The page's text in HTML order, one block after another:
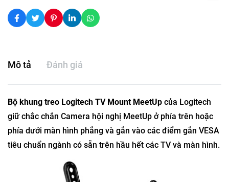
Mô tả Đánh giá
Bộ khung treo Logitech TV Mount MeetUp của Logitech
giữ chắc chắn Camera hội nghị MeetUp ở phía trên hoặc
phía dưới màn hình phẳng và gắn vào các điểm gắn VESA
tiêu chuẩn ngành có sẵn trên hầu hết các TV và màn hình.